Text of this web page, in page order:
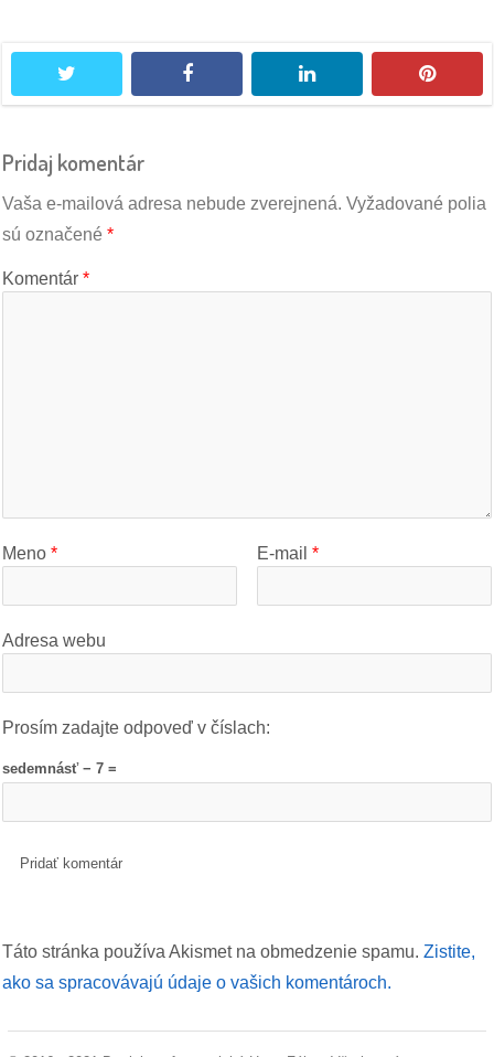
facebook linkedin
Pridaj komentár
Vaša e-mailová adresa nebude zverejnená. Vyžadované polia
sú označené *
Komentár *
Meno * E-mail *
Adresa webu
Prosím zadajte odpoveď v číslach:
sedemnásť − 7 =
Táto stránka používa Akismet na obmedzenie spamu. Zistite,
ako sa spracovávajú údaje o vašich komentároch.